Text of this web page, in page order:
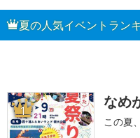
夏の人気イベントラン
1 なめ
この夏